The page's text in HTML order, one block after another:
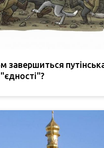
завершиться